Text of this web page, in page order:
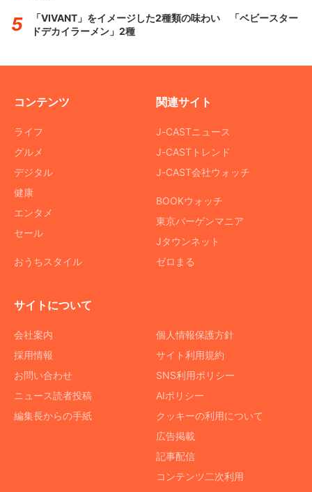
「VIVANT」をイメージした2種類の味わい 「ベビースター
ドデカイラーメン」2種
コンテンツ
ライフ
グルメ
デジタル
健康
エンタメ
セール
おうちスタイル
関連サイト
J-CASTニュース
J-CASTトレンド
J-CAST会社ウォッチ
BOOKウォッチ
東京バーゲンマニア
Jタウンネット
ゼロまる
サイトについて
会社案内
採用情報
お問い合わせ
ニュース読者投稿
編集長からの手紙
個人情報保護方針
サイト利用規約
SNS利用ポリシー
AIポリシー
クッキーの利用について
広告掲載
記事配信
コンテンツ二次利用